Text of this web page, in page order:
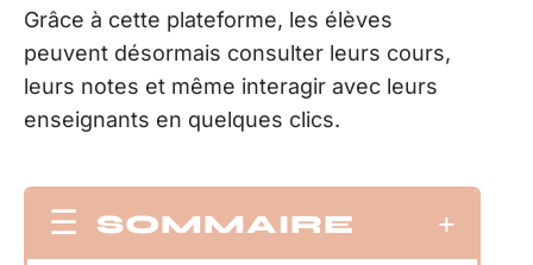
Grâce à cette plateforme, les élèves
peuvent désormais consulter leurs cours,
leurs notes et même interagir avec leurs
enseignants en quelques clics.
SOMMAIRE